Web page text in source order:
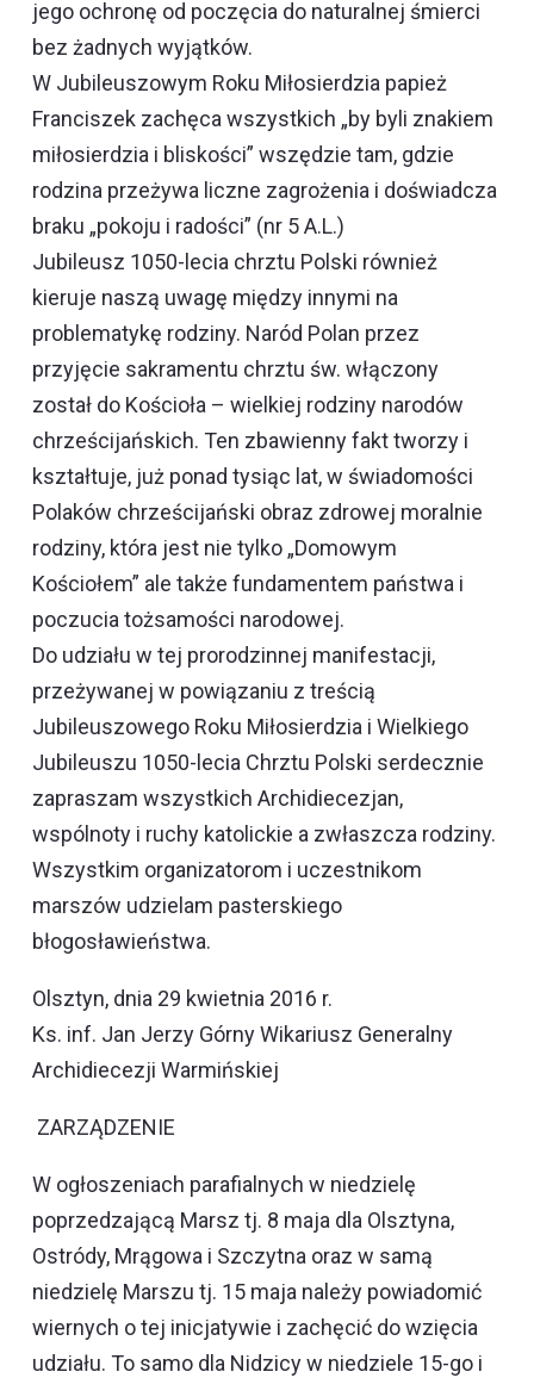
jego ochronę od poczęcia do naturalnej śmierci
bez żadnych wyjątków.
W Jubileuszowym Roku Miłosierdzia papież
Franciszek zachęca wszystkich „by byli znakiem
miłosierdzia i bliskości” wszędzie tam, gdzie
rodzina przeżywa liczne zagrożenia i doświadcza
braku „pokoju i radości” (nr 5 A.L.)
Jubileusz 1050-lecia chrztu Polski również
kieruje naszą uwagę między innymi na
problematykę rodziny. Naród Polan przez
przyjęcie sakramentu chrztu św. włączony
został do Kościoła – wielkiej rodziny narodów
chrześcijańskich. Ten zbawienny fakt tworzy i
kształtuje, już ponad tysiąc lat, w świadomości
Polaków chrześcijański obraz zdrowej moralnie
rodziny, która jest nie tylko „Domowym
Kościołem” ale także fundamentem państwa i
poczucia tożsamości narodowej.
Do udziału w tej prorodzinnej manifestacji,
przeżywanej w powiązaniu z treścią
Jubileuszowego Roku Miłosierdzia i Wielkiego
Jubileuszu 1050-lecia Chrztu Polski serdecznie
zapraszam wszystkich Archidiecezjan,
wspólnoty i ruchy katolickie a zwłaszcza rodziny.
Wszystkim organizatorom i uczestnikom
marszów udzielam pasterskiego
błogosławieństwa.
Olsztyn, dnia 29 kwietnia 2016 r.
Ks. inf. Jan Jerzy Górny Wikariusz Generalny
Archidiecezji Warmińskiej
ZARZĄDZENIE
W ogłoszeniach parafialnych w niedzielę
poprzedzającą Marsz tj. 8 maja dla Olsztyna,
Ostródy, Mrągowa i Szczytna oraz w samą
niedzielę Marszu tj. 15 maja należy powiadomić
wiernych o tej inicjatywie i zachęcić do wzięcia
udziału. To samo dla Nidzicy w niedziele 15-go i